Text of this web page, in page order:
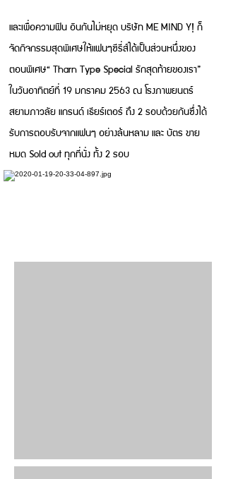
และเพื่อความฟิน อินกันไม่หยุด บริษัท ME MIND Y! ก็
จัดกิจกรรมสุดพิเศษให้แฟนๆซีรี่ส์ได้เป็นส่วนหนึ่งของ
ตอนพิเศษ“ Tharn Type Special รักสุดท้ายของเรา”
ในวันอาทิตย์ที่ 19 มกราคม 2563 ณ โรงภาพยนตร์
สยามภาวลัย แกรนด์ เธียร์เตอร์ ถึง 2 รอบด้วยกันซึ่งได้
รับการตอบรับจากแฟนๆ อย่างล้นหลาม และ บัตร ขาย
หมด Sold out ทุกที่นั่ง ทั้ง 2 รอบ